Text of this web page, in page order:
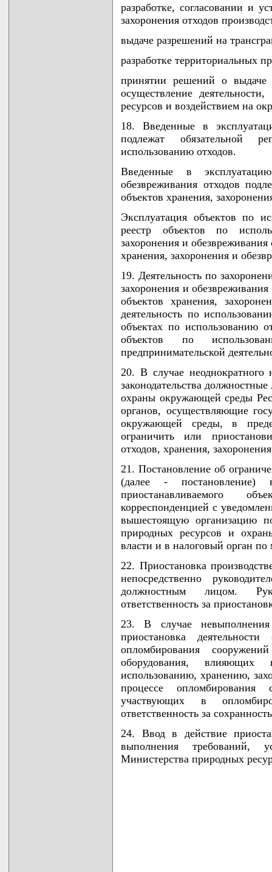
разработке, согласовании и
захоронения отходов
выдаче разрешений на
разработке территориальных
принятии решений о выдаче
осуществление
ресурсов и воздействием на
18. Введенные в
подлежат обязательной
использованию отходов.
Введенные в
обезвреживания отходов
объектов хранения,
Эксплуатация объектов по
реестр объектов по
захоронения и
хранения, захоронения и
19. Деятельность по
захоронения и
объектов хранения,
деятельность по
объектах по использованию
объектов по
предпринимательской
20. В случае неоднократного
законодательства
охраны окружающей среды
органов, осуществляющие
окружающей среды, в
ограничить или
отходов, хранения,
21. Постановление об
(далее - постановление)
приостанавливаемого
корреспонденцией с
вышестоящую организацию
природных ресурсов и
власти и в налоговый орган
22. Приостановка
непосредственно
должностным лицом.
ответственность за
23. В случае невыполнения
приостановка
опломбирования
оборудования, влияющих
использованию, хранению,
процессе
участвующих в
ответственность за
24. Ввод в действие
выполнения требований,
Министерства природных